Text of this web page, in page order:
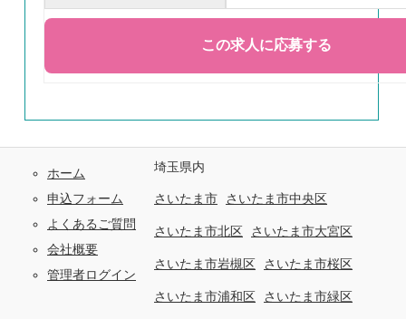
ホーム
申込フォーム
よくあるご質問
会社概要
管理者ログイン
埼玉県内
さいたま市 さいたま市中央区
さいたま市北区 さいたま市大宮区
さいたま市岩槻区 さいたま市桜区
さいたま市浦和区 さいたま市緑区